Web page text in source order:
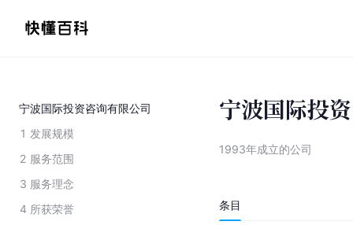
宁波国际投资咨询有限公司
1 发展规模
2 服务范围
3 服务理念
4 所获荣誉
宁波国际投
1993年成立的公司
条目